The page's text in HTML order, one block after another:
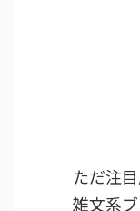
ただ注
雑文系